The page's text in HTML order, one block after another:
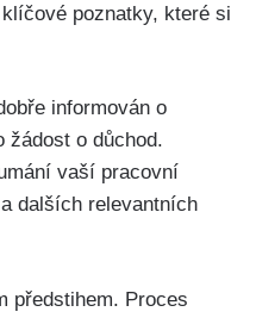
poznatky, které si
informován o
žádost o důchod.
vaší pracovní
dalších relevantních
předstihem. Proces